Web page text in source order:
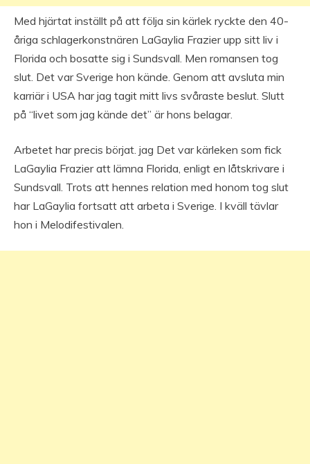
Med hjärtat inställt på att följa sin kärlek ryckte den 40-
åriga schlagerkonstnären LaGaylia Frazier upp sitt liv i
Florida och bosatte sig i Sundsvall. Men romansen tog
slut. Det var Sverige hon kände. Genom att avsluta min
karriär i USA har jag tagit mitt livs svåraste beslut. Slutt
på “livet som jag kände det” är hons belagar.
Arbetet har precis börjat. jag Det var kärleken som fick
LaGaylia Frazier att lämna Florida, enligt en låtskrivare i
Sundsvall. Trots att hennes relation med honom tog slut
har LaGaylia fortsatt att arbeta i Sverige. I kväll tävlar
hon i Melodifestivalen.